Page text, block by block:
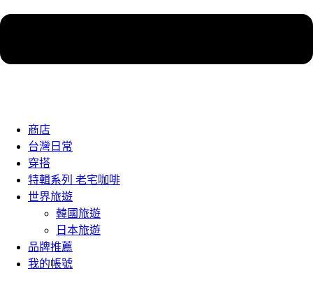
商店
台灣日常
穿搭
特輯系列 老宅咖啡
世界旅遊
韓國旅遊
日本旅遊
品牌推薦
我的帳號